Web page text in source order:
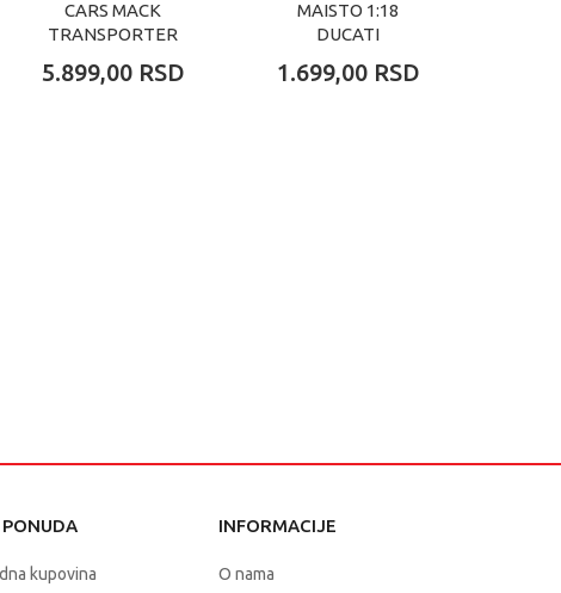
CARS MACK
TRANSPORTER
5.899,00 RSD
MAISTO 1:18
DUCATI
MOTOR GP23
1.699,00 RSD
kupovina
INFORMACIJE
O nama